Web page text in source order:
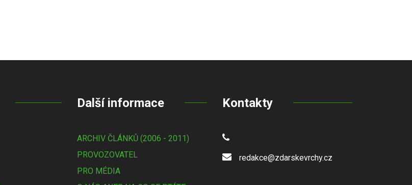
Další informace
ARCHIV ČLÁNKŮ (2006 - 2011)
PROVOZOVATEL
PRO MÉDIA
Kontakty
redakce@zdarskevrchy.cz